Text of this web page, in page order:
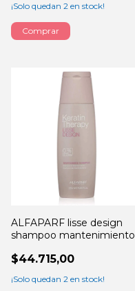
¡Solo quedan 2 en stock!
ALFAPARF lisse design
shampoo mantenimiento
$44.715,00
¡Solo quedan 2 en stock!